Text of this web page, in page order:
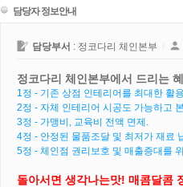
담당자 정보안내
담당부서 : 정코다리 체인본부
정코다리 체인본부에서 드리는
1정 - 기존 상점 인테리어를 최대한 활
2정 - 자체 인테리어 시공도 가능하고
3정 - 가맹비, 교육비 전액 면제.
4정 - 안정된 물품조달 및 최저가 재료
5정 - 체인점 권리보호 및 매출증대를
돌아서면 생각나는맛! 매콤달콤